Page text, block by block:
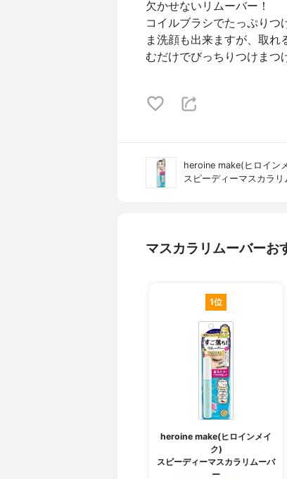
欠かせないリムーバー！
コイルブラシでたっぷりつ
ま洗顔も出来ますが、取
むだけでびっちりつけまつ
heroine make(ヒロイン
スピーディーマスカラリ
マスカラリムーバーお
1位
heroine make(ヒロインメイ
ク)
スピーディーマスカラリムーバ
ー